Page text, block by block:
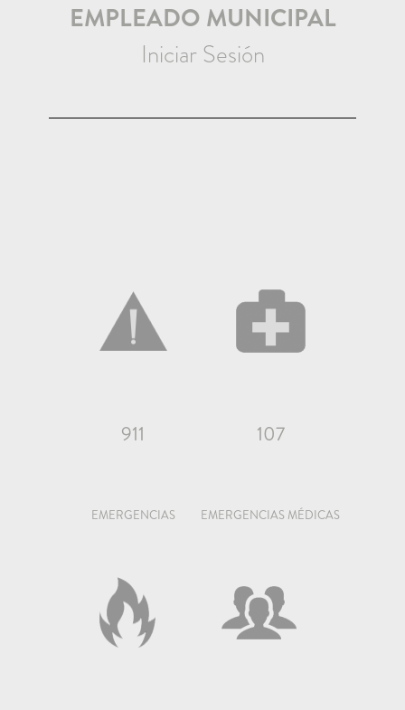
EMPLEADO MUNICIPAL
Iniciar Sesión
911
EMERGENCIAS
107
EMERGENCIAS MÉDICAS